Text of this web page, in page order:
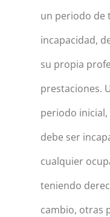
un periodo de
incapacidad,
su propia
prestaciones.
periodo inicial,
debe ser
cualquier
teniendo
cambio, otras